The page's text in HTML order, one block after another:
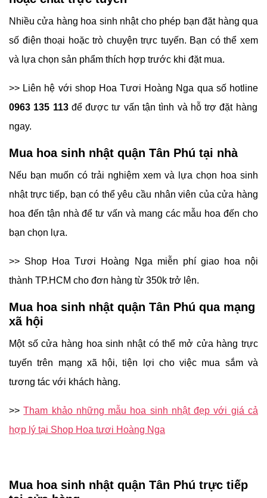
Tổng kết lại, giỏ hoa sinh nhật không chỉ là một món quà
tinh tế mà còn là biểu tượng của tình cảm chân thành và
sự kỷ niệm trong ngày sinh nhật. Đó chính là cách tuyệt vời
để ấn định tình thân và gửi đi những lời chúc tốt đẹp và
tình yêu trong ngày quan trọng này.
Đặt mua hoa sinh nhật quận Tân
Phú như thế nào
Việc đặt mua hoa sinh nhật quận Tân Phú trở nên dễ dàng
hơn nhờ sự tiến bộ của công nghệ và dịch vụ mua sắm
trực tuyến. Dưới đây là những phương thức phổ biến để
mua hoa sinh nhật Quận Tân Phú:
Đặt hoa sinh nhật quận Tân Phú qua SĐT
và lựa chọn sản phẩm thích hợp trước khi đặt mua.
>> Liên hệ với shop Hoa Tươi Hoàng Nga qua số hotline
0963 135 113
để được tư vấn tận tình và hỗ trợ đặt hàng
Mua hoa sinh nhật quận Tân Phú tại nhà
Nếu bạn muốn có trải nghiệm xem và lựa chọn hoa sinh
bạn chọn lựa.